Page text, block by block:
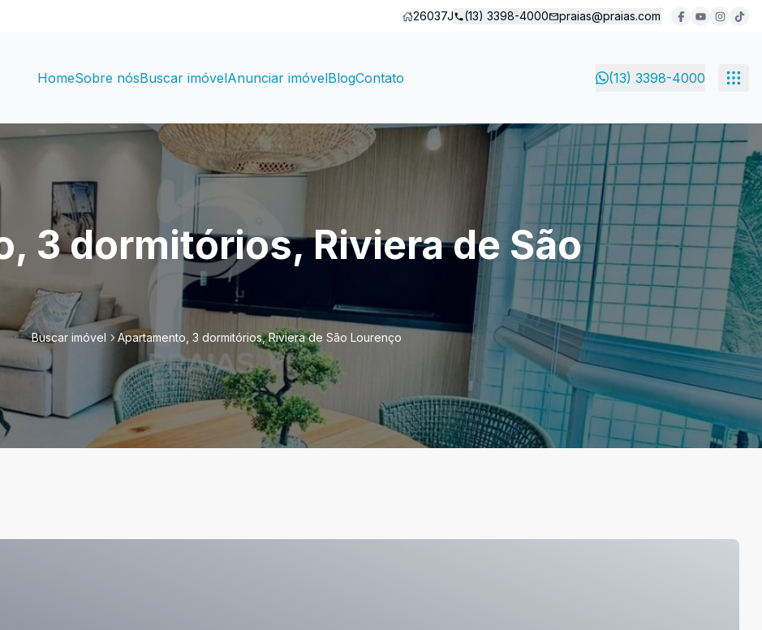
26037J (13) 3398-4000 praias@praias.com
HomeSobre nósBuscar imóvelAnunciar imóvelBlogContato (13) 3398-4000
3 dormitórios, Riviera de São
Buscar imóvel Apartamento, 3 dormitórios, Riviera de São Lourenço